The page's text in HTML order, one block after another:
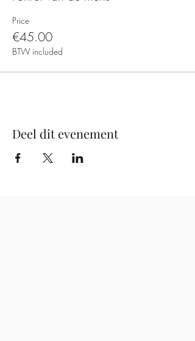
Price
€45.00
BTW included
Deel dit evenement